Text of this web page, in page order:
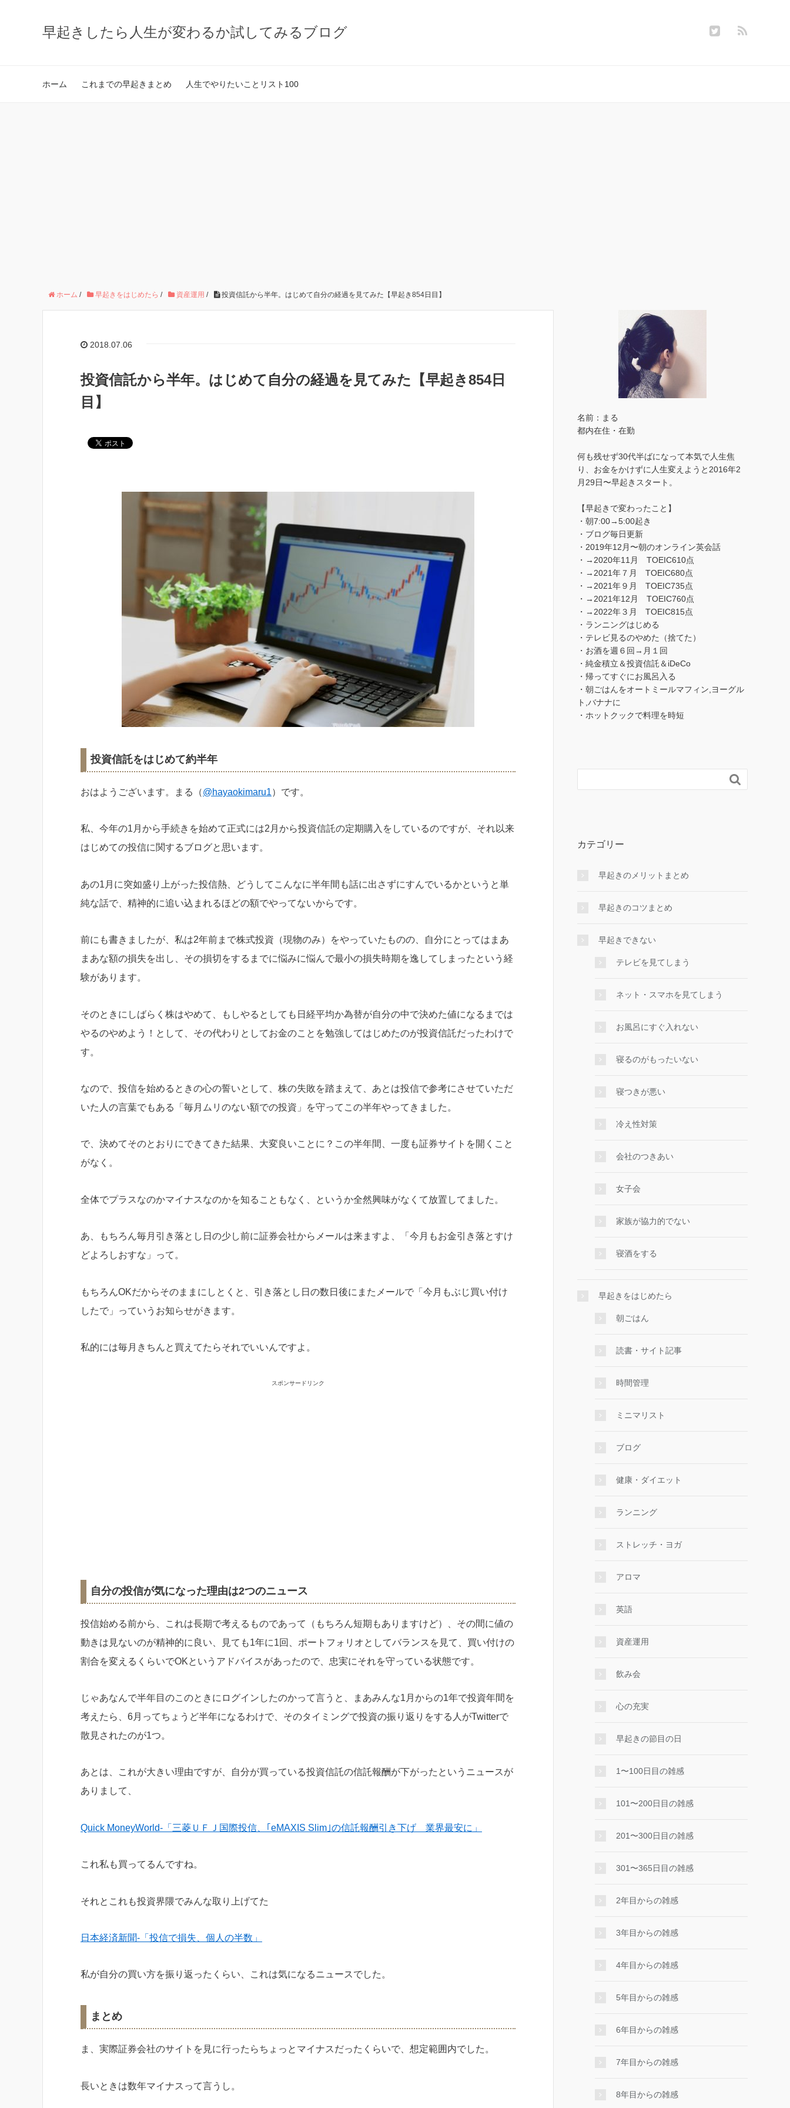
早起きしたら人生が変わるか試してみるブログ
ホーム これまでの早起きまとめ 人生でやりたいことリスト100
ホーム / 早起きをはじめたら / 資産運用 / 投資信託から半年。はじめて自分の経過を見てみた【早起き854日目】
2018.07.06
投資信託から半年。はじめて自分の経過を見てみた【早起き854日
目】
投資信託をはじめて約半年
おはようございます。まる（@hayaokimaru1）です。
私、今年の1月から手続きを始めて正式には2月から投資信託の定期購入をしているのですが、それ以来
はじめての投信に関するブログと思います。
あの1月に突如盛り上がった投信熱、どうしてこんなに半年間も話に出さずにすんでいるかというと単
純な話で、精神的に追い込まれるほどの額でやってないからです。
前にも書きましたが、私は2年前まで株式投資（現物のみ）をやっていたものの、自分にとってはまあ
まあな額の損失を出し、その損切をするまでに悩みに悩んで最小の損失時期を逸してしまったという経
験があります。
そのときにしばらく株はやめて、もしやるとしても日経平均か為替が自分の中で決めた値になるまでは
やるのやめよう！として、その代わりとしてお金のことを勉強してはじめたのが投資信託だったわけで
す。
なので、投信を始めるときの心の誓いとして、株の失敗を踏まえて、あとは投信で参考にさせていただ
いた人の言葉でもある「毎月ムリのない額での投資」を守ってこの半年やってきました。
で、決めてそのとおりにできてきた結果、大変良いことに？この半年間、一度も証券サイトを開くこと
がなく。
全体でプラスなのかマイナスなのかを知ることもなく、というか全然興味がなくて放置してました。
あ、もちろん毎月引き落とし日の少し前に証券会社からメールは来ますよ、「今月もお金引き落とすけ
どよろしおすな」って。
もちろんOKだからそのままにしとくと、引き落とし日の数日後にまたメールで「今月もぶじ買い付け
したで」っていうお知らせがきます。
私的には毎月きちんと買えてたらそれでいいんですよ。
スポンサードリンク
自分の投信が気になった理由は2つのニュース
投信始める前から、これは長期で考えるものであって（もちろん短期もありますけど）、その間に値の
動きは見ないのが精神的に良い、見ても1年に1回、ポートフォリオとしてバランスを見て、買い付けの
割合を変えるくらいでOKというアドバイスがあったので、忠実にそれを守っている状態です。
じゃあなんで半年目のこのときにログインしたのかって言うと、まあみんな1月からの1年で投資年間を
考えたら、6月ってちょうど半年になるわけで、そのタイミングで投資の振り返りをする人がTwitterで
散見されたのが1つ。
あとは、これが大きい理由ですが、自分が買っている投資信託の信託報酬が下がったというニュースが
ありまして、
Quick MoneyWorld-「三菱ＵＦＪ国際投信、｢eMAXIS Slim｣の信託報酬引き下げ 業界最安に」
これ私も買ってるんですね。
それとこれも投資界隈でみんな取り上げてた
日本経済新聞-「投信で損失、個人の半数」
私が自分の買い方を振り返ったくらい、これは気になるニュースでした。
まとめ
ま、実際証券会社のサイトを見に行ったらちょっとマイナスだったくらいで、想定範囲内でした。
長いときは数年マイナスって言うし。
名前：まる
都内在住・在勤
何も残せず30代半ばになって本気で人生焦
り、お金をかけずに人生変えようと2016年2
月29日〜早起きスタート。
【早起きで変わったこと】
・朝7:00→5:00起き
・ブログ毎日更新
・2019年12月〜朝のオンライン英会話
・→2020年11月 TOEIC610点
・→2021年７月 TOEIC680点
・→2021年９月 TOEIC735点
・→2021年12月 TOEIC760点
・→2022年３月 TOEIC815点
・ランニングはじめる
・テレビ見るのやめた（捨てた）
・お酒を週６回→月１回
・純金積立＆投資信託＆iDeCo
・帰ってすぐにお風呂入る
・朝ごはんをオートミールマフィン,ヨーグル
ト,バナナに
・ホットクックで料理を時短

カテゴリー
早起きのメリットまとめ
早起きのコツまとめ
早起きできない
テレビを見てしまう
ネット・スマホを見てしまう
お風呂にすぐ入れない
寝るのがもったいない
寝つきが悪い
冷え性対策
会社のつきあい
女子会
家族が協力的でない
寝酒をする
早起きをはじめたら
朝ごはん
読書・サイト記事
時間管理
ミニマリスト
ブログ
健康・ダイエット
ランニング
ストレッチ・ヨガ
アロマ
英語
資産運用
飲み会
心の充実
早起きの節目の日
1〜100日目の雑感
101〜200日目の雑感
201〜300日目の雑感
301〜365日目の雑感
2年目からの雑感
3年目からの雑感
4年目からの雑感
5年目からの雑感
6年目からの雑感
7年目からの雑感
8年目からの雑感